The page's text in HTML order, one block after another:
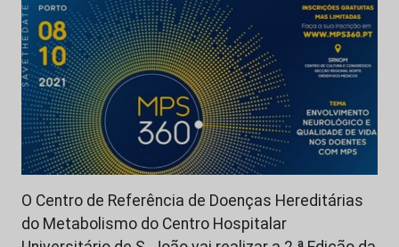
O Centro de Referência de Doenças Hereditárias
do Metabolismo do Centro Hospitalar